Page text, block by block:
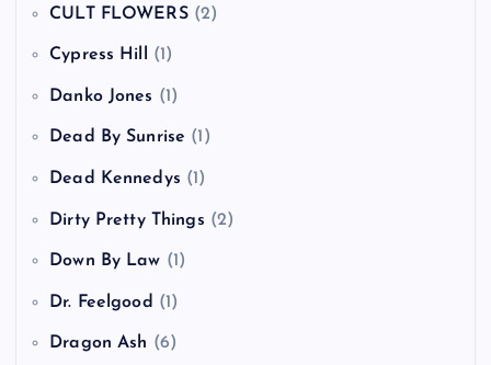
CULT FLOWERS(2)
Cypress Hill (1)
Danko Jones (1)
Dead By Sunrise (1)
Dead Kennedys (1)
Dirty Pretty Things (2)
Down By Law (1)
Dr. Feelgood (1)
Dragon Ash (6)